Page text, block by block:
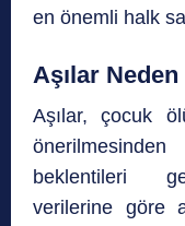
en önemli halk
Aşılar
Aşılar, çocuk
beklentileri
verilerine göre